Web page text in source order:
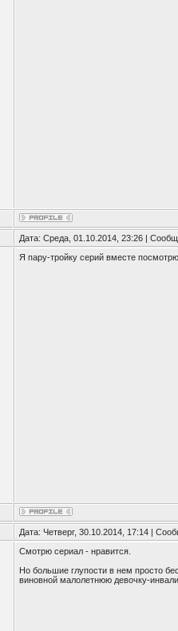
Дата: Среда, 01.10.2014, 23:26 |
Я пару-тройку серий вместе
Дата: Четверг, 30.10.2014, 17:14 |
Смотрю сериал - нравится.
Но большие глупости в нем просто
виновной малолетнюю девочку-